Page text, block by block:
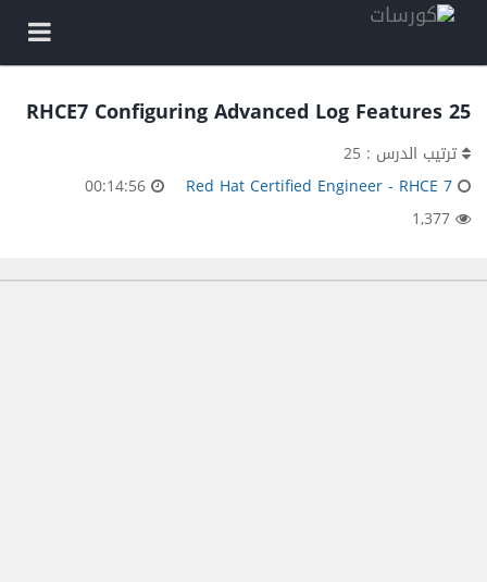
25 RHCE7 Configuring Advanced Log Features
ترتيب الدرس : 25
Red Hat Certified Engineer - RHCE 7